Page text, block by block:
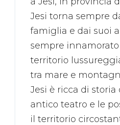
Jesi torna sempre
famiglia e dai suoi
sempre
territorio
tra mare e
Jesi è ricca di storia
antico teatro e le
il territorio